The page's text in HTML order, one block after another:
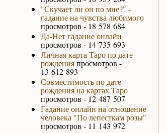
"Скучает ли он по мне?" -
гадание на чувства любимого
просмотров - 18 578 684
Да-Нет гадание онлайн
просмотров - 14 735 693
Личная карта Таро по дате
рожденияпросмотров -
13 612 893
Совместимость по дате
рождения на картах Таро
просмотров - 12 487 507
Гадание онлайн на отношение
человека "По лепесткам розы"
просмотров - 11 143 972